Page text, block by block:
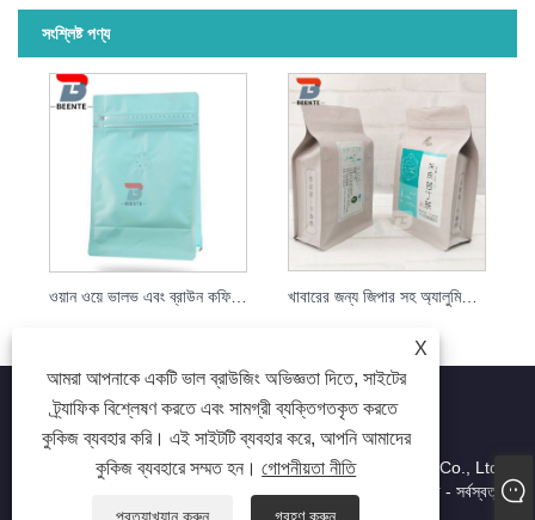
সংশ্লিষ্ট পণ্য
ওয়ান ওয়ে ভালভ এবং ব্রাউন কফি বিন ভ্যাকুয়াম ব্যাগ ফয়েল হোয়াইট 1 সহ আধুনিক কফি ব্যাগ খাবারের জন্য জিপার সহ অ্যালুমিনিয়াম ফয়েল প্লাস্টিকের ব্যাগ
X
আমরা আপনাকে একটি ভাল ব্রাউজিং অভিজ্ঞতা দিতে, সাইটের
ট্র্যাফিক বিশ্লেষণ করতে এবং সামগ্রী ব্যক্তিগতকৃত করতে
কুকিজ ব্যবহার করি। এই সাইটটি ব্যবহার করে, আপনি আমাদের
কুকিজ ব্যবহারে সম্মত হন।গোপনীয়তা নীতি
কপিরাইট © 2023 Dongguan beiente packaging materials Co., Ltd.
- ফুড প্লাস্টিক ব্যাগ, ইন্ডাস্ট্রিয়াল প্লাস্টিক ব্যাগ, লেমিনেটেড প্লাস্টিক ব্যাগ - সর্বস্বত্ব